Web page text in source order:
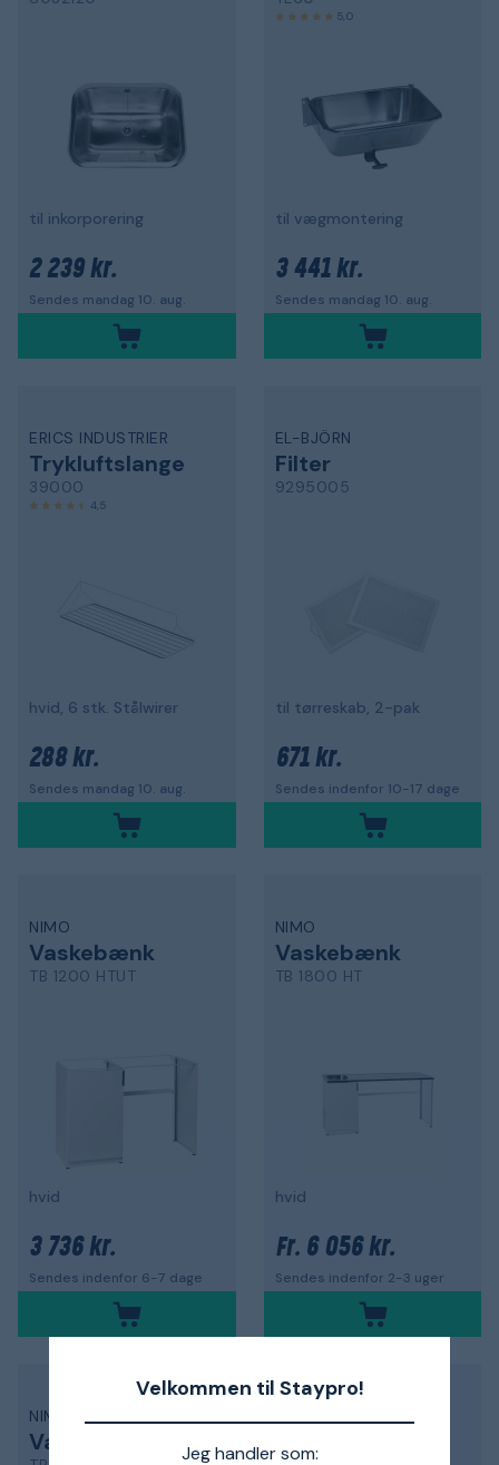
Velkommen til Staypro!
Jeg handler som:
til inkorporering
2 239 kr.
Sendes mandag 10. aug.
5,0
til vægmontering
3 441 kr.
Sendes mandag 10. aug.
ERICS INDUSTRIER
Trykluftslange
39000
4,5
hvid, 6 stk. Stålwirer
288 kr.
Sendes mandag 10. aug.
EL-BJÖRN
Filter
9295005
til tørreskab, 2-pak
671 kr.
Sendes indenfor 10-17 dage
NIMO
Vaskebænk
TB 1200 HTUT
hvid
3 736 kr.
Sendes indenfor 6-7 dage
NIMO
Vaskebænk
TB 1800 HT
hvid
Fr. 6 056 kr.
Sendes indenfor 2-3 uger
NIMO
Vaskebænk